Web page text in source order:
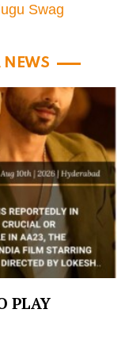
Swag
NEWS
PLAY